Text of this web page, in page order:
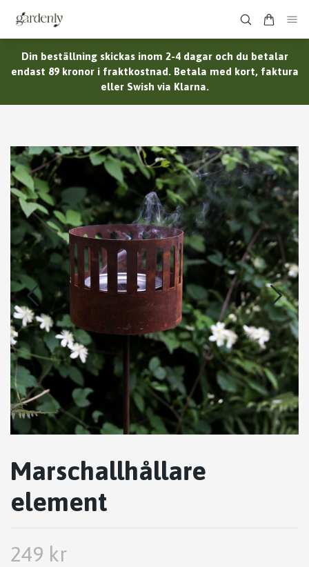
Din beställning skickas inom 2-4 dagar och du betalar
endast 89 kronor i fraktkostnad. Betala med kort, faktura
eller Swish via Klarna.
Marschallhållare
element
249 kr